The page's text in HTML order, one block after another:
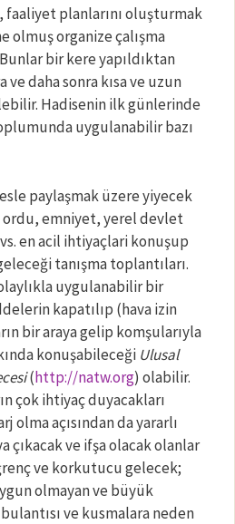
planlarını oluşturmak
olmuş organize çalışma
bir kere yapıldıktan
daha sonra kısa ve uzun
Hadisenin ilk günlerinde
uygulanabilir bazı
paylaşmak üzere yiyecek
emniyet, yerel devlet
en acil ihtiyaçlari konuşup
tanışma toplantıları.
uygulanabilir bir
kapatılıp (hava izin
bir araya gelip komşularıyla
konuşabileceği Ulusal
(http://natw.org) olabilir.
çok ihtiyaç duyacakları
olma açısından da yararlı
çıkacak ve ifşa olacak olanlar
ve korkutucu gelecek;
olmayan ve büyük
ve kusmalara neden